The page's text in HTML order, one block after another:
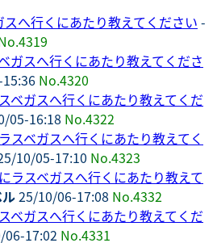
へ行くにあたり教えてください -
ガスへ行くにあたり教えてくださ
No.4320
ベガスへ行くにあたり教えてくだ
05-16:18 No.4322
スベガスへ行くにあたり教えてく
10/05-17:10 No.4323
ラスベガスへ行くにあたり教えて
25/10/06-17:08 No.4332
ベガスへ行くにあたり教えてくだ
17:02 No.4331